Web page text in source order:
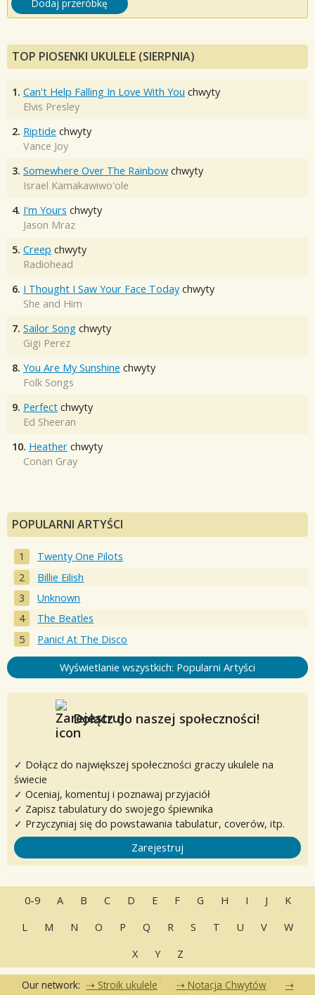
Dodaj przeróbkę
TOP PIOSENKI UKULELE (SIERPNIA)
1. Can't Help Falling In Love With You chwyty
Elvis Presley
2. Riptide chwyty
Vance Joy
3. Somewhere Over The Rainbow chwyty
Israel Kamakawiwo'ole
4. I'm Yours chwyty
Jason Mraz
5. Creep chwyty
Radiohead
6. I Thought I Saw Your Face Today chwyty
She and Him
7. Sailor Song chwyty
Gigi Perez
8. You Are My Sunshine chwyty
Folk Songs
9. Perfect chwyty
Ed Sheeran
10. Heather chwyty
Conan Gray
POPULARNI ARTYŚCI
Twenty One Pilots
Billie Eilish
Unknown
The Beatles
Panic! At The Disco
Wyświetlanie wszystkich: Popularni Artyści
Dołącz do naszej społeczności!
✓ Dołącz do największej społeczności graczy ukulele na
świecie
✓ Oceniaj, komentuj i poznawaj przyjaciół
✓ Zapisz tabulatury do swojego śpiewnika
✓ Przyczyniaj się do powstawania tabulatur, coverów, itp.
Zarejestruj
0-9 A B C D E F G H I J
K
L
M N O P Q R S T U V
W
X
Y Z
Our network: Stroik ukulele
Notacja Chwytów